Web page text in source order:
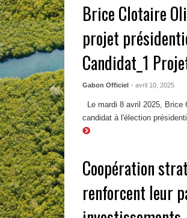
Brice Clotaire
projet
Candidat_1
Gabon Officiel - avril 10, 2025
Le mardi 8 avril 2025, Brice
candidat à l'élection
Coopération
renforcent leur